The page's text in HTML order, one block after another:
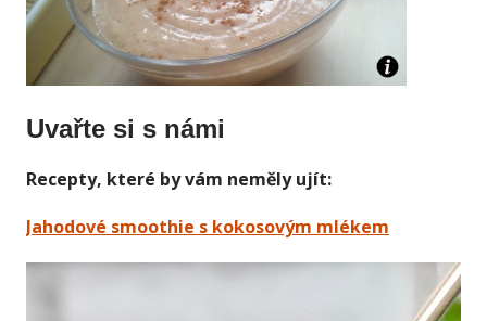
Uvařte si s námi
Recepty, které by vám neměly ujít:
Jahodové smoothie s kokosovým mlékem